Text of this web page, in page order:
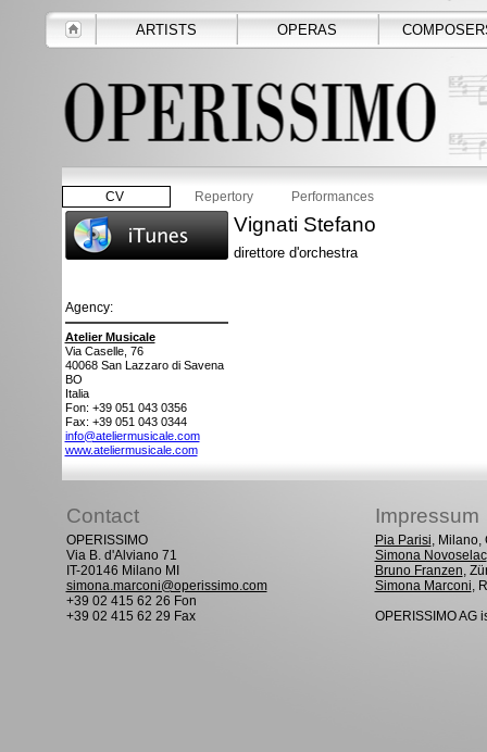
ARTISTS OPERAS
CV Repertory Performances
Agency:
Atelier Musicale
Via Caselle, 76
40068 San Lazzaro di Savena
BO
Italia
Fon: +39 051 043 0356
Fax: +39 051 043 0344
info@ateliermusicale.com
www.ateliermusicale.com
Vignati Stefano
direttore d'orchestra
Contact Impressum
OPERISSIMO
Via B. d'Alviano 71
IT-20146 Milano MI
simona.marconi@operissimo.com
+39 02 415 62 26 Fon
+39 02 415 62 29 Fax
Pia Parisi, Milano,
Simona Novoselac
Bruno Franzen,
Simona Marconi,
OPERISSIMO AG